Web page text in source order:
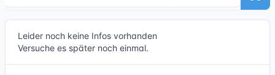
Leider noch keine Infos vorhanden
Versuche es später noch einmal.